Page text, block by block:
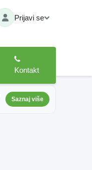
Prijavi se
Kontakt
Saznaj više